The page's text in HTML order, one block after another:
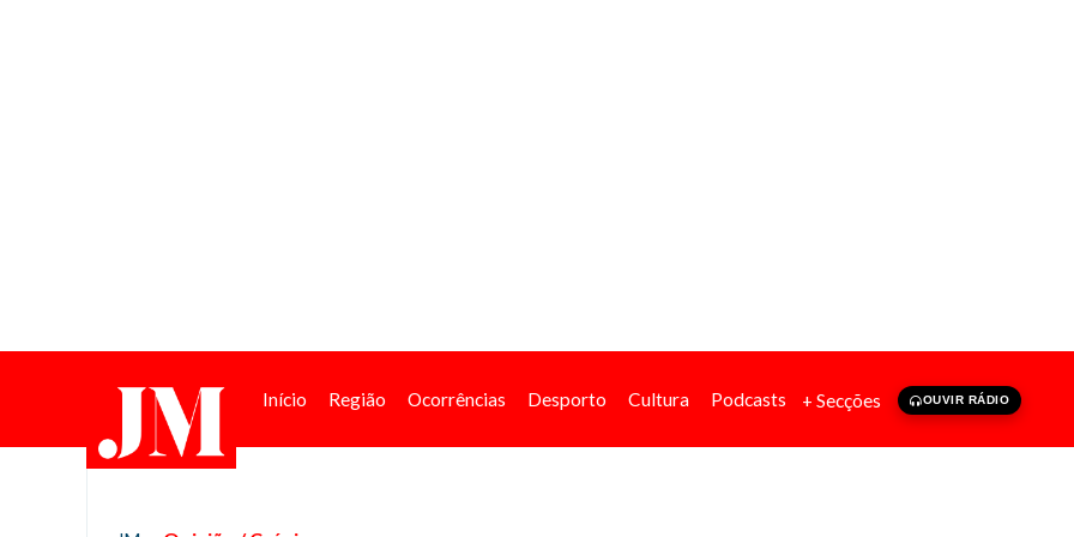
Início Região Ocorrências Desporto Cultura Podcasts + Secções OUVIR RÁDIO